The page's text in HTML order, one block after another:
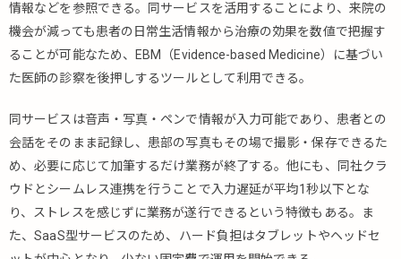
情報などを参照できる。同サービスを活用することにより、来院の
機会が減っても患者の日常生活情報から治療の効果を数値で把握す
ることが可能なため、EBM（Evidence-based Medicine）に基づい
た医師の診察を後押しするツールとして利用できる。
同サービスは音声・写真・ペンで情報が入力可能であり、患者との
会話をそのまま記録し、患部の写真もその場で撮影・保存できるた
め、必要に応じて加筆するだけ業務が終了する。他にも、同社クラ
ウドとシームレス連携を行うことで入力遅延が平均1秒以下とな
り、ストレスを感じずに業務が遂行できるという特徴もある。ま
た、SaaS型サービスのため、ハード負担はタブレットやヘッドセ